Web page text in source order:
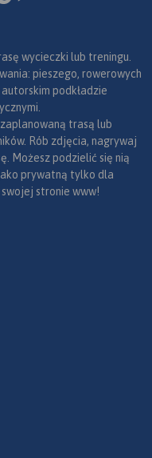
wycieczki lub treningu.
pieszego, rowerowych
podkładzie
trasą lub
Rób zdjęcia, nagrywaj
Możesz podzielić się nią
prywatną tylko dla
stronie www!